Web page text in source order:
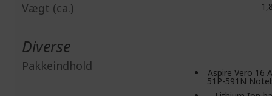
Vægt (ca.)
Diverse
Pakkeindhold Aspire Vero 16
51P-591N